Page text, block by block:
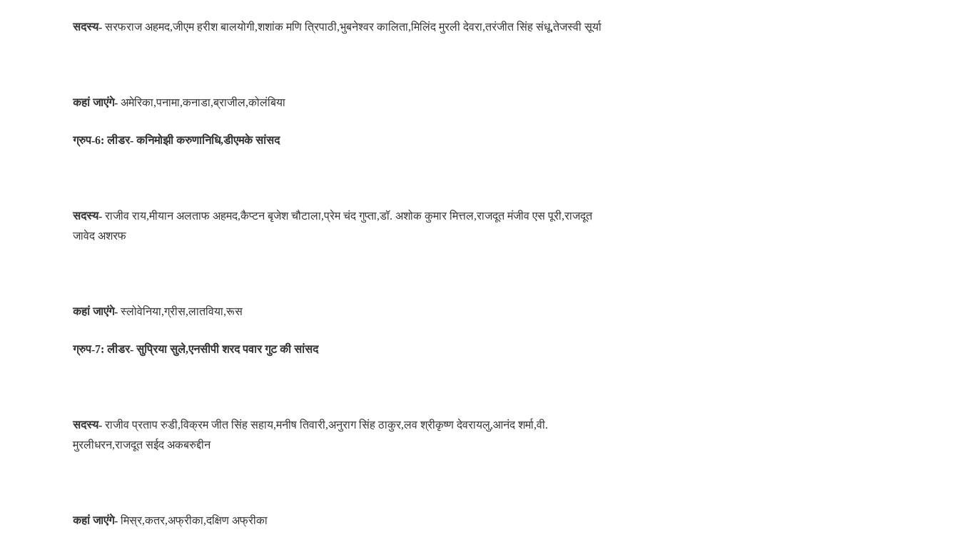
सदस्य-सरफराज अहमद,जीएम हरीश बालयोगी,शशांक मणि त्रिपाठी,भुबनेश्वर कालिता,मिलिंद मुरली देवरा,तरंजीत सिंह संधू,तेजस्वी सूर्या
कहां जाएंगे- अमेरिका,पनामा,कनाडा,ब्राजील,कोलंबिया
ग्रुप-6: लीडर- कनिमोझी करुणानिधि,डीएमके सांसद
सदस्य-राजीव राय,मीयान अलताफ अहमद,कैप्टन बृजेश चौटाला,प्रेम चंद गुप्ता,डॉ. अशोक कुमार मित्तल,राजदूत मंजीव एस पूरी,राजदूत
जावेद अशरफ
कहां जाएंगे-स्लोवेनिया,ग्रीस,लातविया,रूस
ग्रुप-7: लीडर- सुप्रिया सुले,एनसीपी शरद पवार गुट की सांसद
सदस्य-राजीव प्रताप रुडी,विक्रम जीत सिंह सहाय,मनीष तिवारी,अनुराग सिंह ठाकुर,लव श्रीकृष्ण देवरायलु,आनंद शर्मा,वी.
मुरलीधरन,राजदूत सईद अकबरुद्दीन
कहां जाएंगे-मिस्र,कतर,अफ्रीका,दक्षिण अफ्रीका